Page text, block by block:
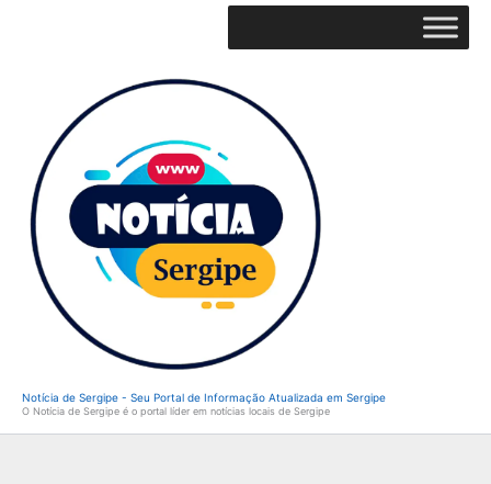
Notícia de Sergipe - Seu Portal de Informação Atualizada em Sergipe
O Notícia de Sergipe é o portal líder em notícias locais de Sergipe